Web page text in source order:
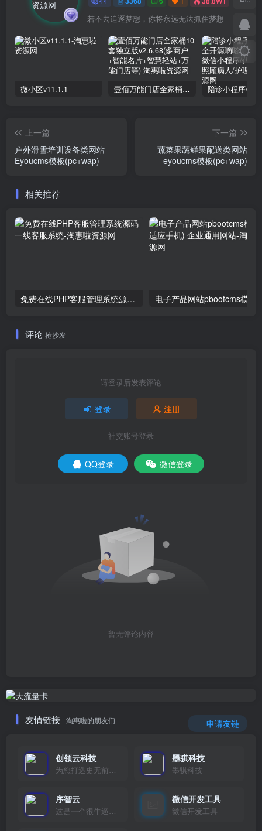
若不去追逐梦想，你将永远无法抓住梦想
微小区v11.1.1 壹佰万能门店全家桶10套独立版v2.6.68(​多商户+智能名片+智慧轻站+万能门店等)
上一篇
户外滑雪培训设备类网站
Eyoucms模板(pc+wap)
下一篇
蔬菜果蔬鲜果配送类网站
eyoucms模板(pc+wap)
相关推荐
免费在线PHP客服管理系统源码一线客服系统
评论 抢沙发
请登录后发表评论
登录 注册
社交账号登录
QQ登录 微信登录
暂无评论内容
友情链接 淘惠啦的朋友们 申请友链
创领云科技
为您打造史无前例的应用产品带您认识新时代产品的创新
墨骐科技
墨骐科技
序智云
这是一个很牛逼的开发者，要开发找他准行！
微信开发工具
微信开发工具